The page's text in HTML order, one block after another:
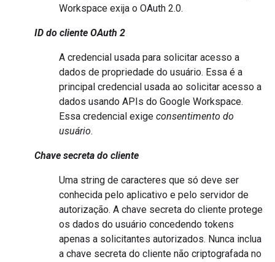
Workspace exija o OAuth 2.0.
ID do cliente OAuth 2
A credencial usada para solicitar acesso a
dados de propriedade do usuário. Essa é a
principal credencial usada ao solicitar acesso a
dados usando APIs do Google Workspace.
Essa credencial exige consentimento do
usuário.
Chave secreta do cliente
Uma string de caracteres que só deve ser
conhecida pelo aplicativo e pelo servidor de
autorização. A chave secreta do cliente protege
os dados do usuário concedendo tokens
apenas a solicitantes autorizados. Nunca inclua
a chave secreta do cliente não criptografada no